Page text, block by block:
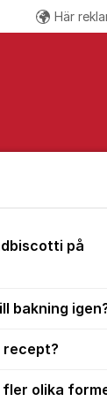
Här
på
bakning
recept?
fler olika